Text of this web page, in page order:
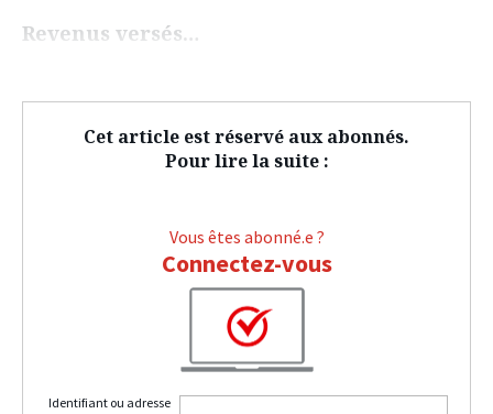
Revenus versés…
Cet article est réservé aux abonnés.
Pour lire la suite :
Vous êtes abonné.e ?
Connectez-vous
Identifiant ou adresse